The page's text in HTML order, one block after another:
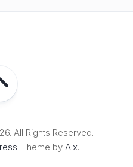
All Rights Reserved.
. Theme by Alx.